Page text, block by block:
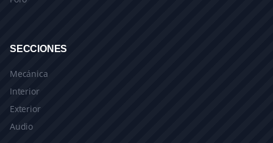
SECCIONES
Mecánica
Interior
Exterior
Audio